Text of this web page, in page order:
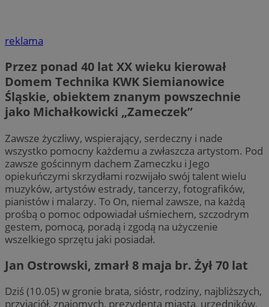
reklama
Przez ponad 40 lat XX wieku kierował
Domem Technika KWK Siemianowice
Śląskie, obiektem znanym powszechnie
jako Michałkowicki „Zameczek”
Zawsze życzliwy, wspierający, serdeczny i nade
wszystko pomocny każdemu a zwłaszcza artystom. Pod
zawsze gościnnym dachem Zameczku i Jego
opiekuńczymi skrzydłami rozwijało swój talent wielu
muzyków, artystów estrady, tancerzy, fotografików,
pianistów i malarzy. To On, niemal zawsze, na każdą
prośbą o pomoc odpowiadał uśmiechem, szczodrym
gestem, pomocą, poradą i zgodą na użyczenie
wszelkiego sprzętu jaki posiadał.
Jan Ostrowski, zmarł 8 maja br. Żył 70 lat
Dziś (10.05) w gronie brata, sióstr, rodziny, najbliższych,
przyjaciół, znajomych, prezydenta miasta, urzędników,